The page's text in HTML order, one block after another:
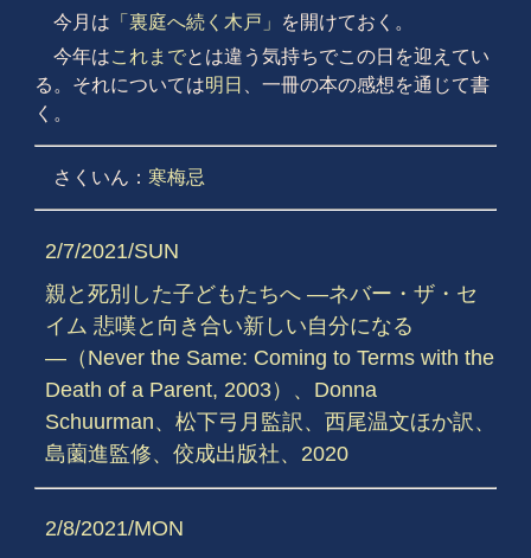
今月は 「裏庭へ続く木戸」
を開けておく。
今年はこれまでとは違う気持ちでこの日を迎えてい
る。それについては明日
、一冊の本の感想を通じて書
く。
さくいん： 寒梅忌
2/7/2021/SUN
親と死別した子どもたちへ ―ネバー・ザ・セ
イム 悲嘆と向き合い新しい自分になる
―（Never the Same: Coming to Terms with the
Death of a Parent, 2003）、Donna
Schuurman、松下弓月監訳、西尾温文ほか訳、
島薗進監修、佼成出版社、2020
2/8/2021/MON